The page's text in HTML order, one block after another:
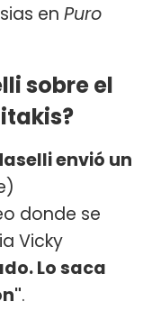
en Puro
sobre el
envió un
donde se
Vicky
Lo saca
.